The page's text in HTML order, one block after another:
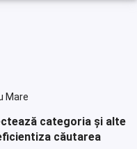
Mare
categoria și alte
căutarea